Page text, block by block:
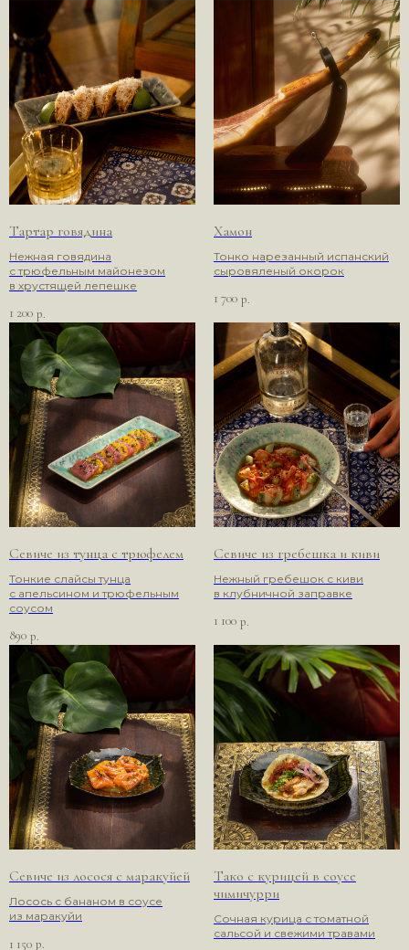
Тартар говядина
Нежная говядина
с трюфельным майонезом
в хрустящей лепешке
1 200 р.
Хамон
Тонко нарезанный испанский
сыровяленый окорок
1 700 р.
Севиче из тунца с трюфелем
Тонкие слайсы тунца
с апельсином и трюфельным
соусом
890 р.
Севиче из гребешка и киви
Нежный гребешок с киви
в клубничной заправке
1 100 р.
Севиче из лосося с маракуйей
Лосось с бананом в соусе
из маракуйи
1 150 р.
Тако с курицей в соусе
чимичурри
Сочная курица с томатной
сальсой и свежими травами